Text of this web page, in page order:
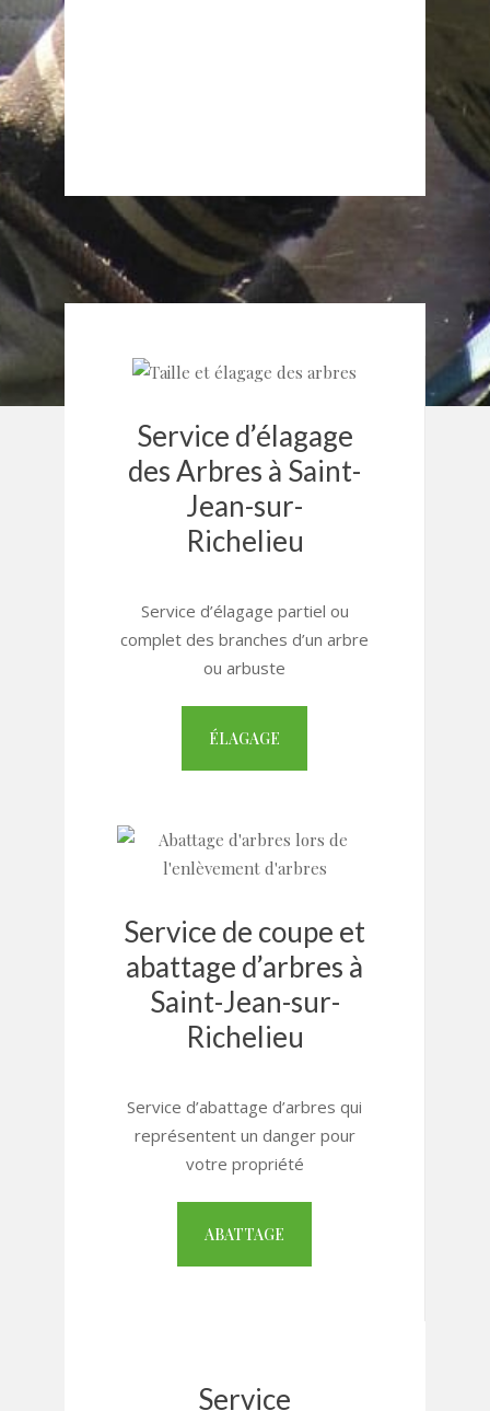
Service d’élagage
des Arbres à Saint-
Jean-sur-
Richelieu
Service d’élagage partiel ou
complet des branches d’un arbre
ou arbuste
ÉLAGAGE
Service de coupe et
abattage d’arbres à
Saint-Jean-sur-
Richelieu
Service d’abattage d’arbres qui
représentent un danger pour
votre propriété
ABATTAGE
Service